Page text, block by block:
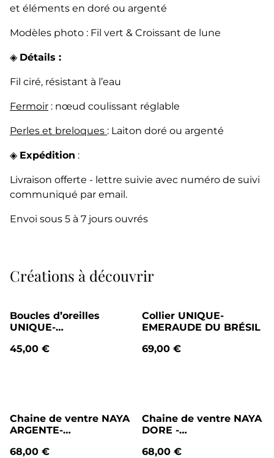
et éléments en doré ou argenté
Modèles photo : Fil vert & Croissant de lune
◈ Détails :
Fil ciré, résistant à l’eau
Fermoir : nœud coulissant réglable
Perles et breloques : Laiton doré ou argenté
◈ Expédition :
Livraison offerte - lettre suivie avec numéro de suivi
communiqué par email.
Envoi sous 5 à 7 jours ouvrés
Créations à découvrir
Boucles d’oreilles
UNIQUE-
45,00 €
Collier UNIQUE-
EMERAUDE DU BRÉSIL
69,00 €
Chaine de ventre NAYA
ARGENTE-
68,00 €
Chaine de ventre NAYA
DORE -
68,00 €